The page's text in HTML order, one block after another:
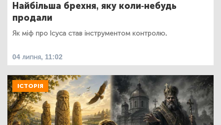
Найбільша брехня, яку коли-небудь
продали
Як міф про Ісуса став інструментом контролю.
04 липня, 11:02
ІСТОРІЯ